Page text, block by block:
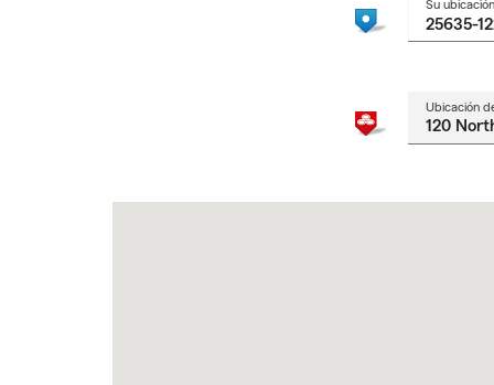
Su ubicación
Ubicación